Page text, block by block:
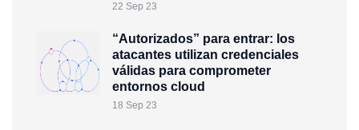
22 Sep 23
“Autorizados” para entrar: los
atacantes utilizan credenciales
válidas para comprometer
entornos cloud
18 Sep 23